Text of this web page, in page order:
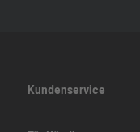
Kundenservice